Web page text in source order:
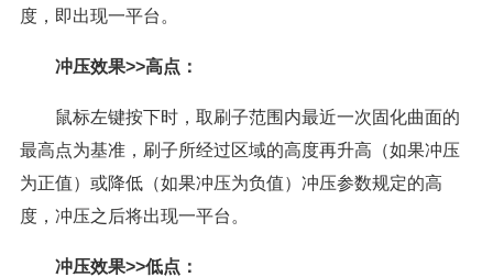
度，即出现一平台。
冲压效果>>高点：
鼠标左键按下时，取刷子范围内最近一次固化曲面的
最高点为基准，刷子所经过区域的高度再升高（如果冲压
为正值）或降低（如果冲压为负值）冲压参数规定的高
度，冲压之后将出现一平台。
冲压效果>>低点：